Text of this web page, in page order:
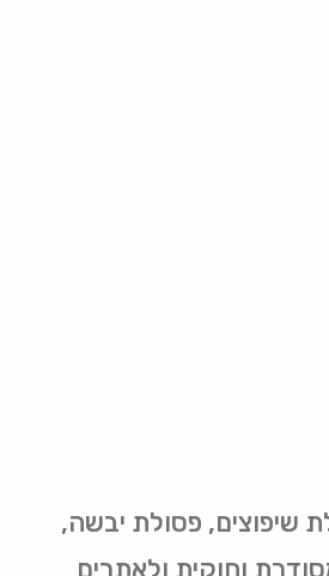
שיפוצים, פסולת יבשה,
וחוקית ולאתרים